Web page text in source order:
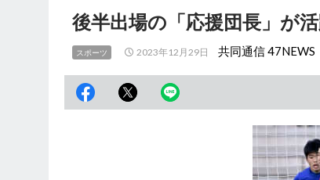
後半出場の「応援団長」が
スポーツ 2023年12月29日 共同通信 47NEWS